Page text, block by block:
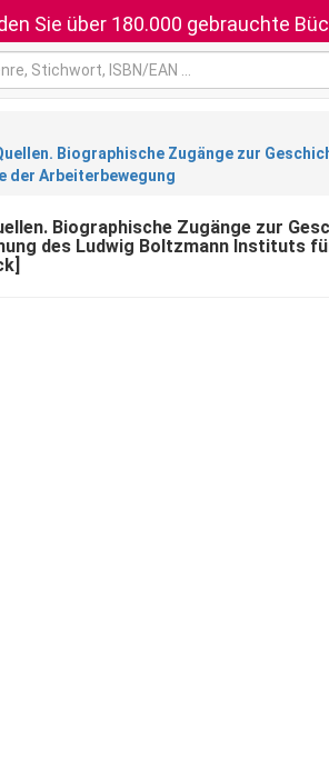
Sie über 180.000 gebrauchte
Biographische Zugänge zur
der Arbeiterbewegung
Biographische Zugänge zur
des Ludwig Boltzmann Instituts